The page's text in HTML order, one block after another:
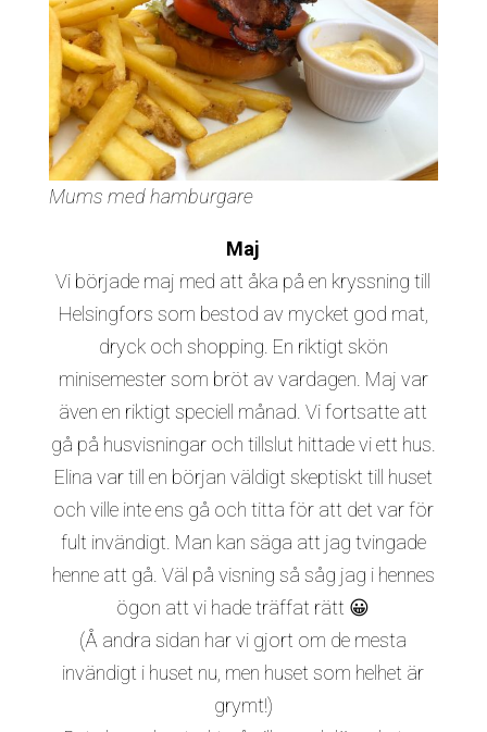
Mums med hamburgare
Maj
Vi började maj med att åka på en kryssning till
Helsingfors som bestod av mycket god mat,
dryck och shopping. En riktigt skön
minisemester som bröt av vardagen. Maj var
även en riktigt speciell månad. Vi fortsatte att
gå på husvisningar och tillslut hittade vi ett hus.
Elina var till en början väldigt skeptiskt till huset
och ville inte ens gå och titta för att det var för
fult invändigt. Man kan säga att jag tvingade
henne att gå. Väl på visning så såg jag i hennes
ögon att vi hade träffat rätt 😀
(Å andra sidan har vi gjort om de mesta
invändigt i huset nu, men huset som helhet är
grymt!)